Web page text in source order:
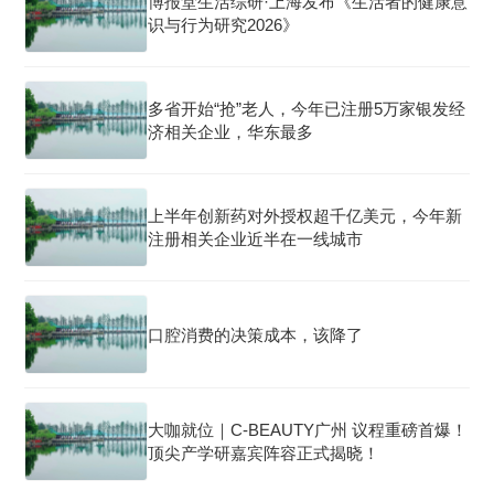
识与行为研究2026》
多省开始“抢”老人，今年已注册5万家银发经
济相关企业，华东最多
上半年创新药对外授权超千亿美元，今年新
注册相关企业近半在一线城市
口腔消费的决策成本，该降了
大咖就位｜C-BEAUTY广州 议程重磅首爆！
顶尖产学研嘉宾阵容正式揭晓！